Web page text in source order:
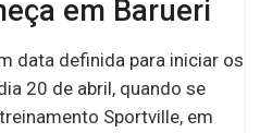
em Barueri
data definida para iniciar os
20 de abril, quando se
Sportville, em